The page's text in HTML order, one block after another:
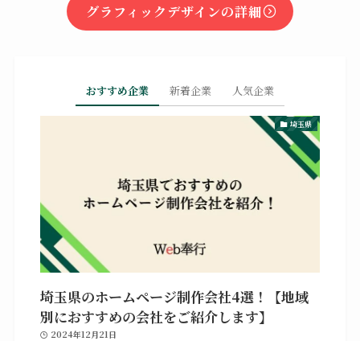
グラフィックデザインの詳細
おすすめ企業 新着企業 人気企業
埼玉県
埼玉県のホームページ制作会社4選！【地域
別におすすめの会社をご紹介します】
2024年12月21日